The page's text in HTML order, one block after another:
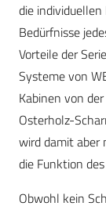
die
Bedürfnisse
Vorteile der
Systeme von
Kabinen von
Osterholz-
wird damit aber
die Funktion
Obwohl kein